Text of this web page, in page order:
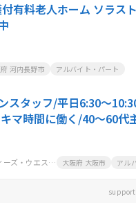
有料老人ホーム ソラス
河内長野市 アルバイト・パート
スタッフ/平日6:30～
マ時間に働く/40～60代
三井不動産ファシリティーズ・ウエスト株式会社 大阪府 大阪市 アル